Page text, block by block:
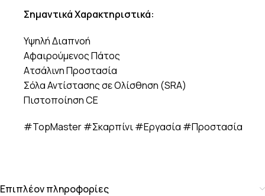
Σημαντικά Χαρακτηριστικά:
Υψηλή Διαπνοή
Αφαιρούμενος Πάτος
Ατσάλινη Προστασία
Σόλα Αντίστασης σε Ολίσθηση (SRA)
Πιστοποίηση CE
#TopMaster #Σκαρπίνι #Εργασία #Προστασία
Επιπλέον πληροφορίες